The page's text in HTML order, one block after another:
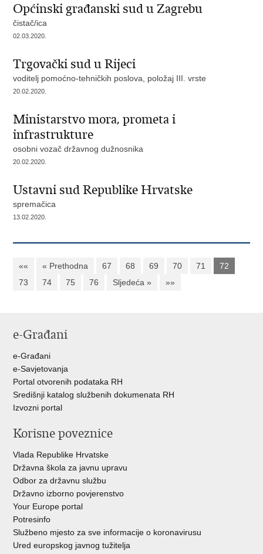
Općinski građanski sud u Zagrebu
čistač/ica
02.03.2020.
Trgovački sud u Rijeci
voditelj pomoćno-tehničkih poslova, položaj III. vrste
20.02.2020.
Ministarstvo mora, prometa i
infrastrukture
osobni vozač državnog dužnosnika
20.02.2020.
Ustavni sud Republike Hrvatske
spremačica
13.02.2020.
«« « Prethodna 67 68 69 70 71
72
73
74 75 76 Sljedeća » »»
e-Građani
e-Građani
e-Savjetovanja
Portal otvorenih podataka RH
Središnji katalog službenih dokumenata RH
Izvozni portal
Korisne poveznice
Vlada Republike Hrvatske
Državna škola za javnu upravu
Odbor za državnu službu
Državno izborno povjerenstvo
Your Europe portal
Potresinfo
Službeno mjesto za sve informacije o koronavirusu
Ured europskog javnog tužitelja